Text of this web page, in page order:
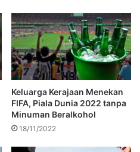
Keluarga Kerajaan Menekan
FIFA, Piala Dunia 2022 tanpa
Minuman Beralkohol
18/11/2022